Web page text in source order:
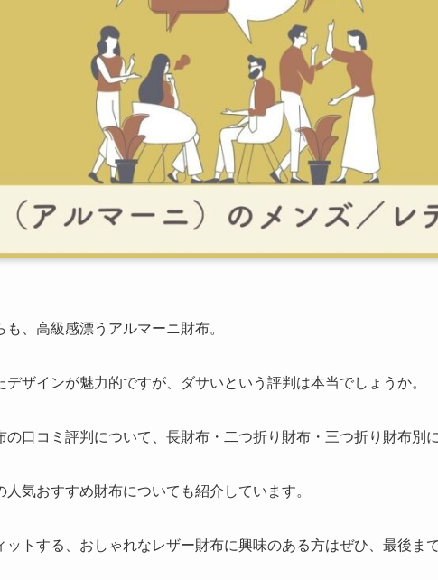
、高級感漂うアルマーニ財布。
ザインが魅力的ですが、ダサいという評判は本当でしょうか。
口コミ評判について、長財布・二つ折り財布・三つ折り財布別
人気おすすめ財布についても紹介しています。
ットする、おしゃれなレザー財布に興味のある方はぜひ、最後ま